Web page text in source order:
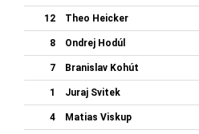
12 Theo Heicker
8 Ondrej Hodúl
7 Branislav Kohút
1 Juraj Svitek
4 Matias Viskup